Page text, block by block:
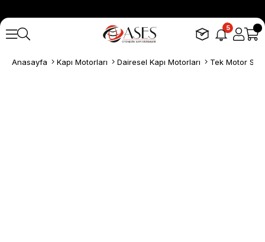
5
Anasayfa Kapı Motorları Dairesel Kapı Motorları Tek Motor